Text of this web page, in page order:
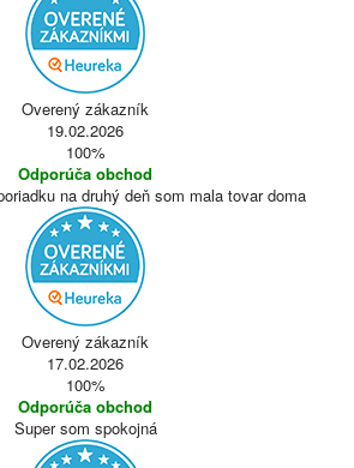
Overený zákazník
19.02.2026
100%
Odporúča obchod
na druhý deň som mala tovar doma
Overený zákazník
17.02.2026
100%
Odporúča obchod
Super som spokojná